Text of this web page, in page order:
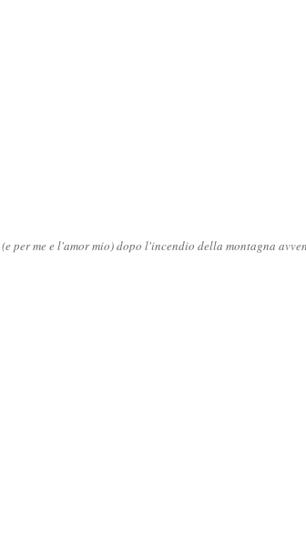
per me e l'amor mio) dopo l'incendio della montagna